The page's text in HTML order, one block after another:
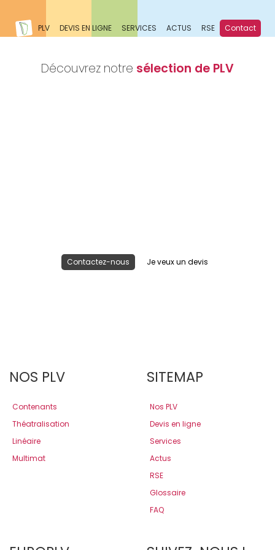
PLV DEVIS EN LIGNE SERVICES ACTUS RSE Contact
Découvrez notre sélection de PLV
Contactez-nous Je veux un devis
NOS PLV
Contenants
Théatralisation
Linéaire
Multimat
SITEMAP
Nos PLV
Devis en ligne
Services
Actus
RSE
Glossaire
FAQ